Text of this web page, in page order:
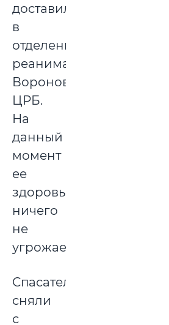
доставили
в
отделение
реанимации
Вороновской
ЦРБ.
На
данный
момент
ее
здоровью
ничего
не
угрожает.
Спасатели
сняли
с